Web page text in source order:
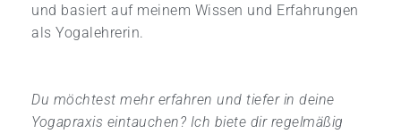
und basiert auf meinem Wissen und Erfahrungen
als Yogalehrerin.
Du möchtest mehr erfahren und tiefer in deine
Yogapraxis eintauchen? Ich biete dir regelmäßig